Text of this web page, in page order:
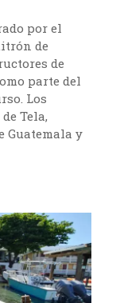
por el
de
de
parte del
Los
Tela,
Guatemala y